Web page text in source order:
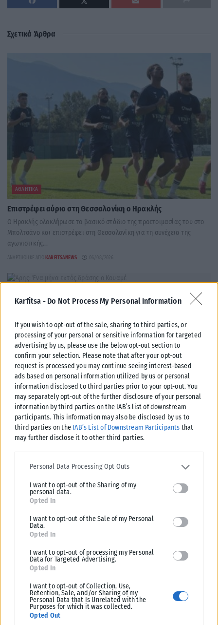
Karfitsa - Do Not Process My Personal Information
If you wish to opt-out of the sale, sharing to third parties, or
processing of your personal or sensitive information for targeted
advertising by us, please use the below opt-out section to
confirm your selection. Please note that after your opt-out
request is processed you may continue seeing interest-based
ads based on personal information utilized by us or personal
information disclosed to third parties prior to your opt-out. You
may separately opt-out of the further disclosure of your personal
information by third parties on the IAB’s list of downstream
participants. This information may also be disclosed by us to
third parties on the IAB’s List of Downstream Participants that
may further disclose it to other third parties.
Please note that this website/app uses one or more Google
services and may gather and store information including but not
deny consent to Google and its third-party tags to use your data
for below specified purposes in below Google consent section.
Personal Data Processing Opt Outs
I want to opt-out of the Sharing of my
personal data.
Opted In
I want to opt-out of the Sale of my Personal
Data.
Opted In
I want to opt-out of processing my Personal
Data for Targeted Advertising.
Opted In
I want to opt-out of Collection, Use,
Retention, Sale, and/or Sharing of my
Personal Data that Is Unrelated with the
Purposes for which it was collected.
Opted Out
Σχετικά Άρθρα
ΑΘΛΗΤΙΚΆ
Επιστρέφει αύριο στη Θεσσαλονίκη ο Ηρακλής
Ο Ηρακλής ολοκλήρωσε το βασικό στάδιο της προετοιμασίας του στο
Μπολτσάνο και επιστρέφει στη Θεσσαλονίκη για τη συνέχεια της
αγωνιστικής...
ΑΝΑΡΤΉΘΗΚΕ ΑΠΌ KARFITSANEWS
ΑΘΛΗΤΙΚΆ
Άρης: Ένα μήνα εκτός δράσης ο Κουαμέ
Άσχημα νέα για τον Άρη, καθώς ο Κριστιάν Κουαμέ υπέστη θλάση
δευτέρου βαθμού στους οπίσθιους μηριαίους και θα μείνει εκτός...
ΑΝΑΡΤΉΘΗΚΕ ΑΠΌKARFITSANEWS 06/08/2026